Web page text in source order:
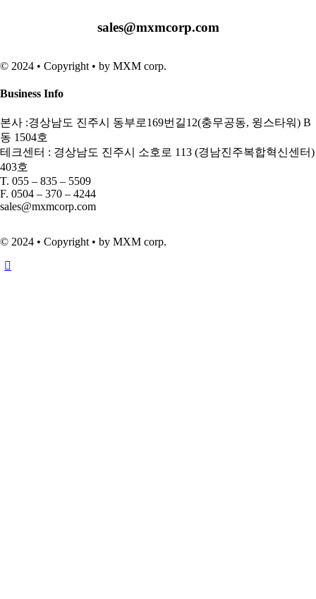
sales@mxmcorp.com
© 2024 • Copyright • by MXM corp.
Business Info
본사 :경상남도 진주시 동부로169번길12(충무공동, 윙스타워) B
동 1504호
테크센터 : 경상남도 진주시 소호로 113 (경남진주복합혁신센터)
403호
T. 055 – 835 – 5509
F. 0504 – 370 – 4244
sales@mxmcorp.com
© 2024 • Copyright • by MXM corp.